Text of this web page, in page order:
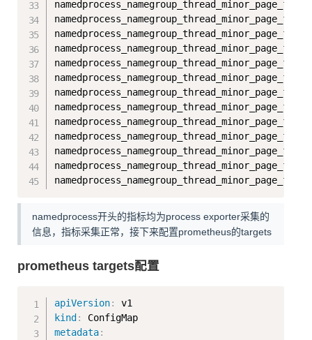
namedprocess开头的指标均为process exporter采集的
信息，指标采集正常，接下来配置prometheus的targets
prometheus targets配置
apiVersion:
kind:
metadata: